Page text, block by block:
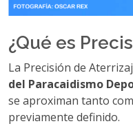
¿Qué es
La Precisión de
del Paracaidismo
se aproximan tanto
previamente definido.